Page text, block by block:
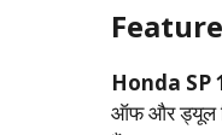
Honda SP
ऑफ और ड्यूल